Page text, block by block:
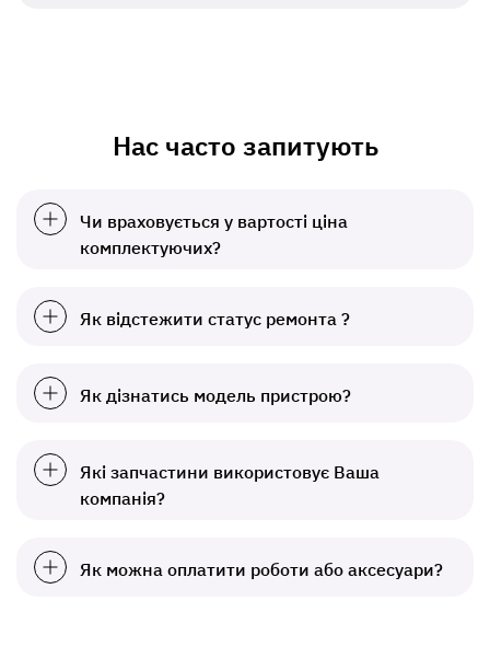
Нас часто запитують
Чи враховується у вартості ціна
комплектуючих?
Як відстежити статус ремонта ?
Як дізнатись модель пристрою?
Які запчастини використовує Ваша
компанія?
Як можна оплатити роботи або аксесуари?